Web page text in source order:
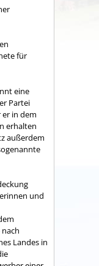
für
eine
Partei
er in dem
erhalten
außerdem
und
Landes in